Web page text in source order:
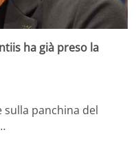
ha già preso la
panchina del